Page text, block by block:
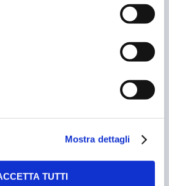
Mostra dettagli
TUTTI
POSTI AUTO A CECINA